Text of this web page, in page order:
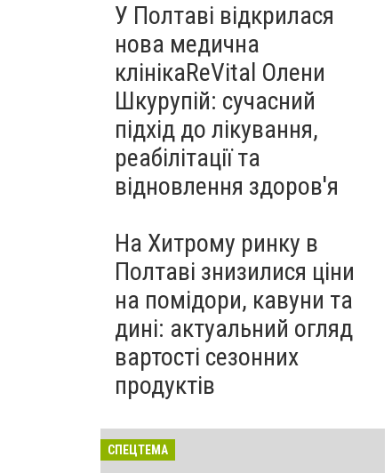
У Полтаві відкрилася
нова медична
клінікаReVital Олени
Шкурупій: сучасний
підхід до лікування,
реабілітації та
відновлення здоров'я
На Хитрому ринку в
Полтаві знизилися ціни
на помідори, кавуни та
дині: актуальний огляд
вартості сезонних
продуктів
СПЕЦТЕМА